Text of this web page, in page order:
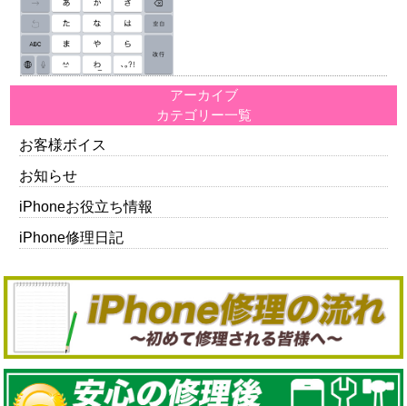
アーカイブ
カテゴリー一覧
お客様ボイス
お知らせ
iPhoneお役立ち情報
iPhone修理日記